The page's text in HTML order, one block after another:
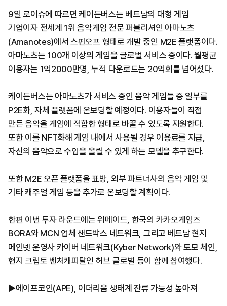
9일 로이슈에 따르면 케이든버스는 베트남의 대형 게임
기업이자 전세계 1위 음악게임 전문 퍼블리셔인 아마노츠
(Amanotes)에서 스핀오프 형태로 개발 중인 M2E 플랫폼이다.
아마노츠는 100개 이상의 게임을 글로벌 서비스 중이다. 월평균
이용자는 1억2000만명, 누적 다운로드는 20억회를 넘어섰다.
케이든버스는 아마노츠가 서비스 중인 음악 게임들 중 일부를
P2E화, 자체 플랫폼에 온보딩할 예정이다. 이용자들이 직접
만든 음악을 게임에 적합한 형태로 바꿀 수 있도록 지원한다.
또한 이를 NFT화해 게임 내에서 사용될 경우 이용료를 지급,
자신의 음악으로 수입을 올릴 수 있게 하는 모델을 추구한다.
또한 M2E 오픈 플랫폼을 표방, 외부 파트너사의 음악 게임 및
기타 캐주얼 게임 등을 추가로 온보딩할 계획이다.
한편 이번 투자 라운드에는 위메이드, 한국의 카카오게임즈
BORA와 MCN 업체 샌드박스 네트워크, 그리고 베트남 현지
메인넷 운영사 카이버 네트워크(Kyber Network)와 토모 체인,
현지 크립토 벤처캐피탈인 허브 글로벌 등이 함께 참여했다.
▶에이프코인(APE), 이더리움 생태계 잔류 가능성 높아져